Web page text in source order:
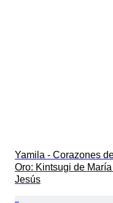
Yamila - Corazones
Oro: Kintsugi de
Jesús